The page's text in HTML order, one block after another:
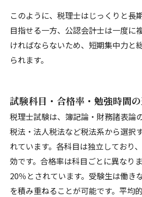
このように、税理士はじっくりと長
目指せる一方、公認会計士は一度に
ければならないため、短期集中力と
られます。
試験科目・合格率・勉強時間
税理士試験は、簿記論・財務諸表論
税法・法人税法など税法系から選択
れています。各科目は独立しており
効です。合格率は科目ごとに異なり
20％とされています。受験生は働き
を積み重ねることが可能です。平均